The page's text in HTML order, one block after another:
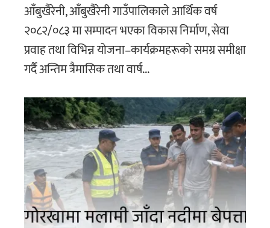
आँबुखैरेनी, आँबुखैरेनी गाउँपालिकाले आर्थिक वर्ष
२०८२/०८३ मा सम्पादन भएका विकास निर्माण, सेवा
प्रवाह तथा विभिन्न योजना–कार्यक्रमहरूको समग्र समीक्षा
गर्दै अन्तिम त्रैमासिक तथा वार्ष...